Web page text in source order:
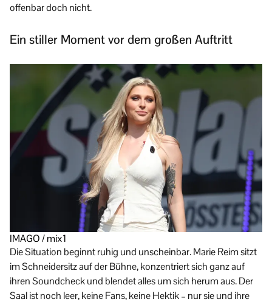
offenbar doch nicht.
Ein stiller Moment vor dem großen Auftritt
IMAGO / mix1
Die Situation beginnt ruhig und unscheinbar. Marie Reim sitzt
im Schneidersitz auf der Bühne, konzentriert sich ganz auf
ihren Soundcheck und blendet alles um sich herum aus. Der
Saal ist noch leer, keine Fans, keine Hektik – nur sie und ihre